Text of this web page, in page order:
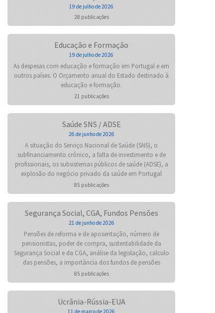
19 de julho de 2026
28 publicações
Educação e Formação
19 de julho de 2026
As despesas com educação e formação em Portugal e em
outros países. O Orçamento anual do Estado destinado à
educação e formação.
21 publicações
Saúde SNS / ADSE
26 de junho de 2026
A situação do Serviço Nacional de Saúde (SNS), o
subfinanciamento crónico, a falta de investimento e de
profissionais, os subsistemas públicos de saúde (ADSE), a
explosão do negócio privado da saúde em Portugal
85 publicações
Segurança Social, CGA, Fundos Pensões
21 de junho de 2026
Pensões de reforma e de aposentação, número de
pensionistas, poder de compra, sustentabilidade da
Segurança Social e da CGA, análise da legislação, calculo
das pensões, a importância dos fundos de pensões
85 publicações
Ucrânia-Rússia-EUA
11 de março de 2026